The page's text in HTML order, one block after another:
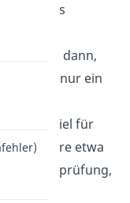
Das
die
immer dann,
Variable nur ein
Ein Beispiel für
wäre etwa